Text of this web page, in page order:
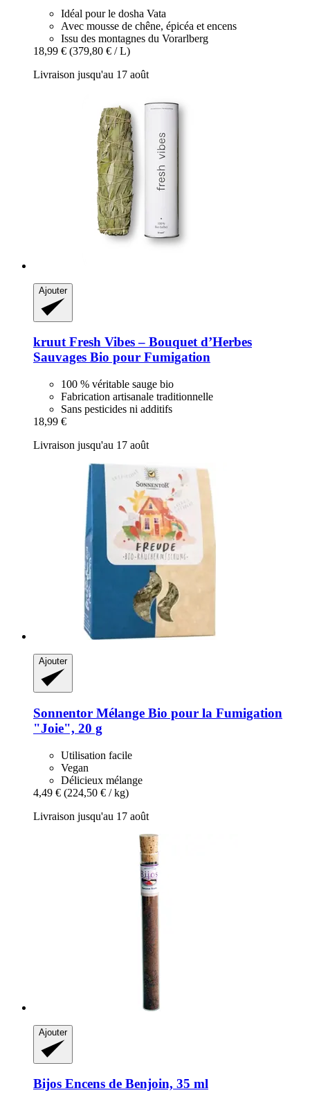
Idéal pour le dosha Vata
Avec mousse de chêne, épicéa et encens
Issu des montagnes du Vorarlberg
18,99 € (379,80 € / L)
Livraison jusqu'au 17 août
Ajouter
kruutFresh Vibes – Bouquet d’Herbes
Sauvages Bio pour Fumigation
100 % véritable sauge bio
Fabrication artisanale traditionnelle
Sans pesticides ni additifs
18,99 €
Livraison jusqu'au 17 août
Ajouter
Sonnentor Mélange Bio pour la Fumigation
"Joie", 20 g
Utilisation facile
Vegan
Délicieux mélange
4,49 € (224,50 € / kg)
Livraison jusqu'au 17 août
Ajouter
Bijos Encens de Benjoin, 35 ml